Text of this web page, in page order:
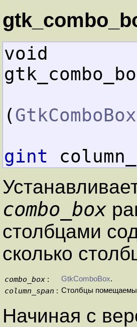
void
(GtkComboBox
gint
combo_box
столбцами
сколько
combo_box : GtkComboBox.
column_span : Столбцы
Начиная с